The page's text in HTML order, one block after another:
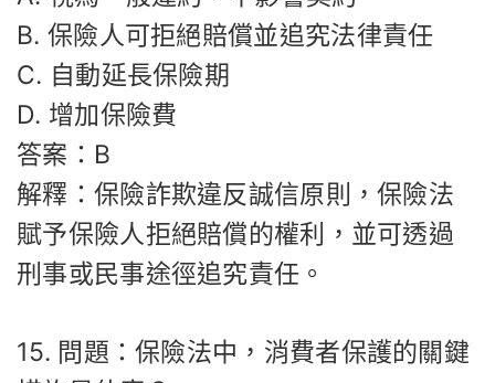
B. 保險人可拒絕賠償並追究法律責任
C. 自動延長保險期
D. 增加保險費
答案：B
解釋：保險詐欺違反誠信原則，保險法
賦予保險人拒絕賠償的權利，並可透過
刑事或民事途徑追究責任。
15. 問題：保險法中，消費者保護的關鍵